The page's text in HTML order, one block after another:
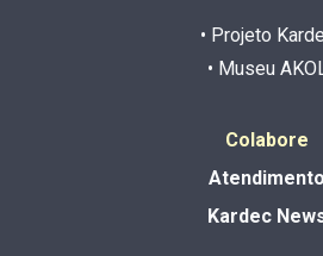
• Projeto
• Museu
Colabore
Atendimento
Kardec